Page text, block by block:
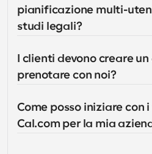
pianificazione multi-
studi legali?
I clienti devono creare
prenotare con noi?
Come posso iniziare con
Cal.com per la mia